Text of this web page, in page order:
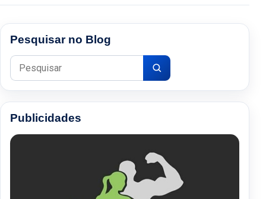
Pesquisar no Blog
Pesquisar por:
Publicidades